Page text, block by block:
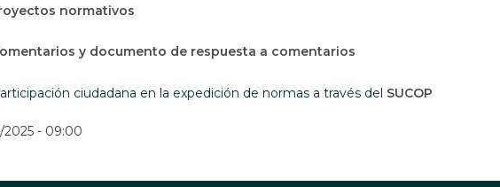
normativos
y documento de respuesta a comentarios
ciudadana en la expedición de normas a través del SUCOP
- 09:00